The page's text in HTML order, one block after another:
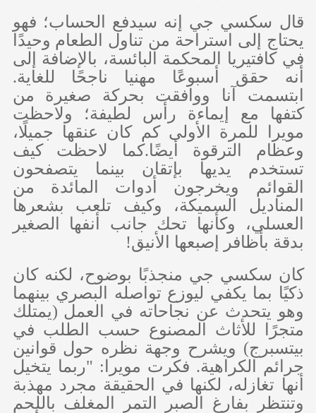
قال سكسي جي إنه سيدفع الحساب؛ فهو
يحتاج إلى استراحة من تناول الطعام وحيدًا
في كافتيريا المحكمة البائسة، بالإضافة إلى
أنه حقق أسبوعًا مهنيا ناجحًا للغاية.
ابتسمت آنا ووافقت بحركة صغيرة من
كتفها مع إيماءة رأس لطيفة؛ ولاحظت
مويرا للمرة الأولى كم كان عنقها جميلًا،
وعظام الترقوة أيضًا.كما لاحظت كيف
تستخدم يديها بإتقان بينما يتصفحون
القوائم ويخرجون أدوات المائدة من
المناديل السميكة، وكيف تلعب بشعرها
العسلي، وكأنها تحك جانب أنفها الصغير
بدقة بأظافر إصبعها الأنيق!
كان سكسي جي منجذبًا بوضوح، لكنه كان
ذكيًا بما يكفي ليوزع تواصله البصري بينهما
وهو يتحدث عن نجاحاته في العمل (يمتلك
متجرًا للأثاث المصنوع حسب الطلب في
بيتسبرج) ويشرح وجهة نظره حول قوانين
جرائم الكراهية. فكرت مويرا: "ربما يتخيل
أنها تغازله، لكنها في الحقيقة مجرد مهذبة
وتنتظر بفارغ الصبر التمر المغلف باللحم